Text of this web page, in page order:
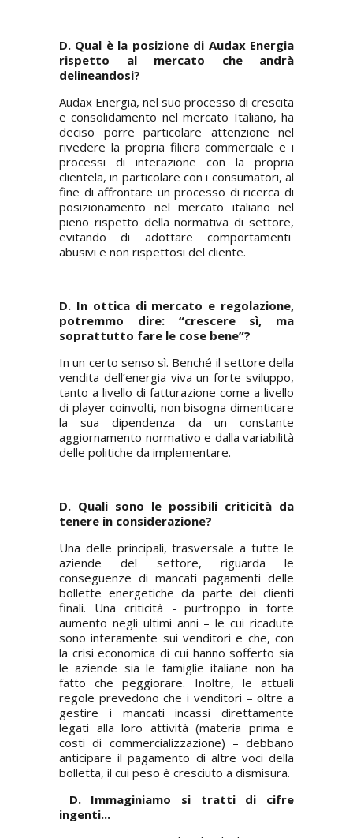
D. Qual è la posizione di Audax Energia
rispetto al mercato che andrà
delineandosi?
Audax Energia, nel suo processo di crescita
e consolidamento nel mercato Italiano, ha
deciso porre particolare attenzione nel
rivedere la propria filiera commerciale e i
processi di interazione con la propria
clientela, in particolare con i consumatori, al
fine di affrontare un processo di ricerca di
posizionamento nel mercato italiano nel
pieno rispetto della normativa di settore,
evitando di adottare comportamenti
abusivi e non rispettosi del cliente.
D. In ottica di mercato e regolazione,
potremmo dire: “crescere sì, ma
soprattutto fare le cose bene”?
In un certo senso sì. Benché il settore della
vendita dell’energia viva un forte sviluppo,
tanto a livello di fatturazione come a livello
di player coinvolti, non bisogna dimenticare
la sua dipendenza da un constante
aggiornamento normativo e dalla variabilità
delle politiche da implementare.
D. Quali sono le possibili criticità da
tenere in considerazione?
Una delle principali, trasversale a tutte le
aziende del settore, riguarda le
conseguenze di mancati pagamenti delle
bollette energetiche da parte dei clienti
finali. Una criticità - purtroppo in forte
aumento negli ultimi anni – le cui ricadute
sono interamente sui venditori e che, con
la crisi economica di cui hanno sofferto sia
le aziende sia le famiglie italiane non ha
fatto che peggiorare. Inoltre, le attuali
regole prevedono che i venditori – oltre a
gestire i mancati incassi direttamente
legati alla loro attività (materia prima e
costi di commercializzazione) – debbano
anticipare il pagamento di altre voci della
bolletta, il cui peso è cresciuto a dismisura.
D. Immaginiamo si tratti di cifre
ingenti...